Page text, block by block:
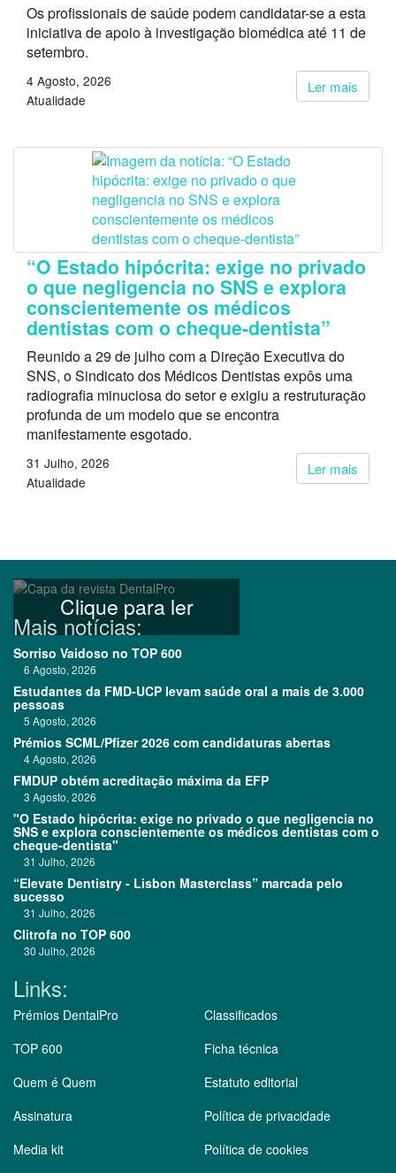
Os profissionais de saúde podem candidatar-se a esta
iniciativa de apoio à investigação biomédica até 11 de
setembro.
Ler mais
4 Agosto, 2026
Atualidade
“O Estado hipócrita: exige no privado
o que negligencia no SNS e explora
conscientemente os médicos
dentistas com o cheque-dentista”
Reunido a 29 de julho com a Direção Executiva do
SNS, o Sindicato dos Médicos Dentistas expôs uma
radiografia minuciosa do setor e exigiu a restruturação
profunda de um modelo que se encontra
manifestamente esgotado.
Ler mais
31 Julho, 2026
Atualidade
Clique para ler
Mais notícias:
Sorriso Vaidoso no TOP 600
6 Agosto, 2026
Estudantes da FMD-UCP levam saúde oral a mais de 3.000
pessoas
5 Agosto, 2026
Prémios SCML/Pfizer 2026 com candidaturas abertas
4 Agosto, 2026
FMDUP obtém acreditação máxima da EFP
3 Agosto, 2026
"O Estado hipócrita: exige no privado o que negligencia no
SNS e explora conscientemente os médicos dentistas com o
cheque-dentista"
31 Julho, 2026
“Elevate Dentistry - Lisbon Masterclass” marcada pelo
sucesso
31 Julho, 2026
Clitrofa no TOP 600
30 Julho, 2026
Links:
Prémios DentalPro
TOP 600
Quem é Quem
Assinatura
Media kit
Classificados
Ficha técnica
Estatuto editorial
Política de privacidade
Política de cookies